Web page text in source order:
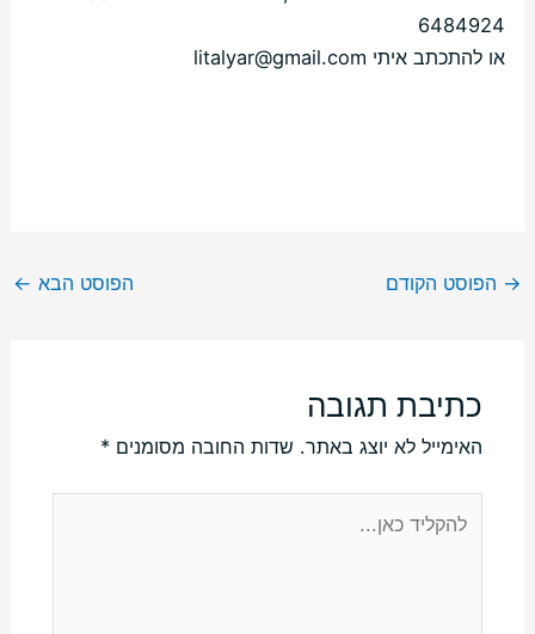
6484924
או להתכתב איתי litalyar@gmail.com
→ הפוסט הקודם הפוסט הבא ←
כתיבת תגובה
האימייל לא יוצג באתר. שדות החובה מסומנים *
כאן...